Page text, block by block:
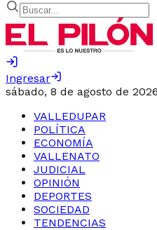
Ingresar
sábado, 8 de agosto de 2026
VALLEDUPAR
POLÍTICA
ECONOMÍA
VALLENATO
JUDICIAL
OPINIÓN
DEPORTES
SOCIEDAD
TENDENCIAS